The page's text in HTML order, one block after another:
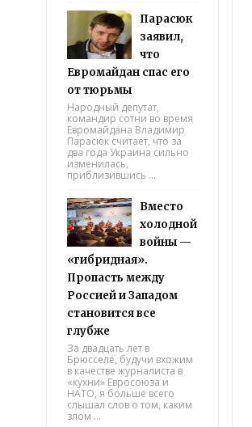
Парасюк
заявил,
что
Евромайдан спас его
от тюрьмы
Народный депутат,
командир сотни во время
Евромайдана Владимир
Парасюк считает, что за
два года Украина сильно
изменилась,
приблизившись ...
Вместо
холодной
войны —
«гибридная».
Пропасть между
Россией и Западом
становится все
глубже
За двадцать лет в
Брюсселе, будучи вхожим
в качестве журналиста в
«кухни» Евросоюза и
НАТО, я больше всего
слышал слов о том, каким
злом ...